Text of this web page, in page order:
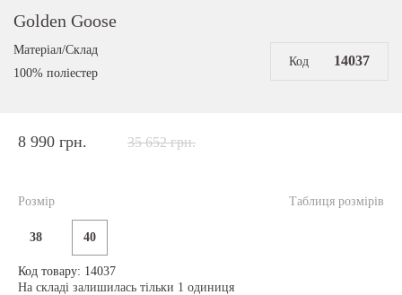
Golden Goose
Матеріал/Склад
100% поліестер
Код 14037
8 990 грн. 35 652 грн.
Таблиця розмірів
Розмір
38 40
Код товару: 14037
На складі залишилась тільки 1 одиниця